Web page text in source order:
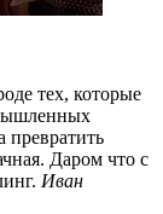
тех, которые
Даром что с
Иван